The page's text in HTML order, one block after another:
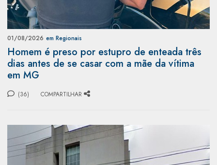
01/08/2026 em Regionais
Homem é preso por estupro de enteada três
dias antes de se casar com a mãe da vítima
em MG
(36) COMPARTILHAR